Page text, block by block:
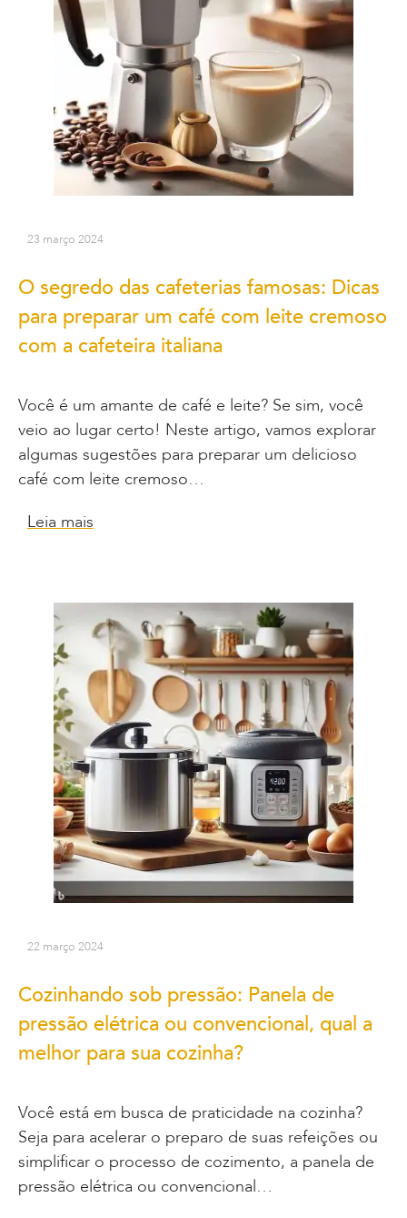
23 março 2024
O segredo das cafeterias famosas: Dicas
para preparar um café com leite cremoso
com a cafeteira italiana
Você é um amante de café e leite? Se sim, você
veio ao lugar certo! Neste artigo, vamos explorar
algumas sugestões para preparar um delicioso
café com leite cremoso…
Leia mais
22 março 2024
Cozinhando sob pressão: Panela de
pressão elétrica ou convencional, qual a
melhor para sua cozinha?
Você está em busca de praticidade na cozinha?
Seja para acelerar o preparo de suas refeições ou
simplificar o processo de cozimento, a panela de
pressão elétrica ou convencional…